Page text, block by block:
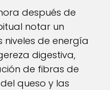
después de
notar un
de energía
digestiva,
de fibras de
queso y las